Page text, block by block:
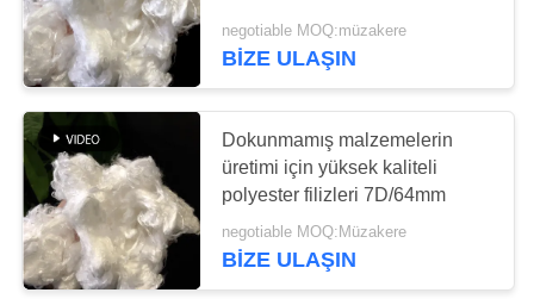
viskon elyaf
negotiable MOQ:müzakere
BIZE ULAŞIN
Dokunmamış malzemelerin
üretimi için yüksek kaliteli
polyester filizleri 7D/64mm
negotiable MOQ:Müzakere
BIZE ULAŞIN